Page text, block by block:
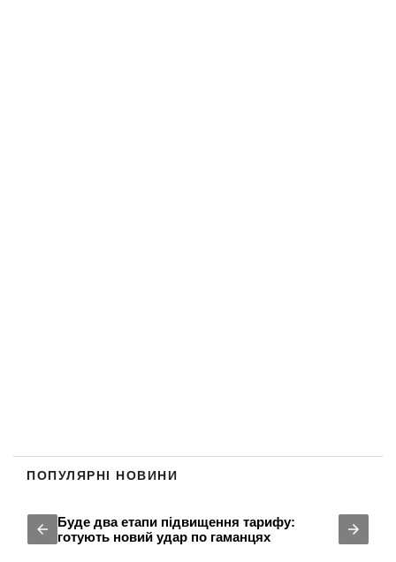
ПОПУЛЯРНІ НОВИНИ
Буде два етапи підвищення тарифу:
готують новий удар по гаманцях